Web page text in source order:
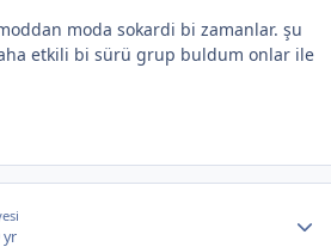
moda sokardi bi zamanlar. şu
etkili bi sürü grup buldum onlar ile
yr